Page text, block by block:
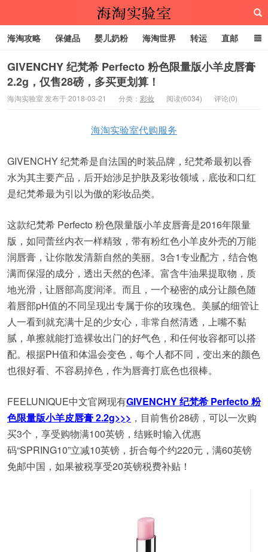
海淘实验室
海淘攻略 保健品 婴儿奶粉 海淘世界 转运 直邮
代购服务
GIVENCHY 纪梵希 Perfecto 粉色限量版小羊皮唇膏
2.2g，仅售28磅，多买更划算！
海淘实验室 发布于 2018-03-21 分类： 彩妆 阅读(6034) 评论(0)
海淘实验室代购服务
GIVENCHY 纪梵希是自法国的时装品牌，纪梵希最初以香
水为其主要产品，后开始涉足护肤及彩妆领域，底妆和口红
是纪梵希最为引以为傲的彩妆品类。
这款纪梵希 Perfecto 粉色限量版小羊皮唇膏是2016年限量
版，如同蕾丝内衣一样精致，带有粉红色小羊皮外壳的万能
润唇膏，让你散发清新自然的美丽。3合1专业配方，结合饱
满而保湿的成分，透出天然的色泽。富含牛油果提取物，质
地光滑，让唇部高度润泽。而且，一个秘密的成分让颜色随
着唇部pH值的不同呈现出专属于你的玫瑰色。美腻的细管让
人一看到就充满十足的少女心，非常自然清透，上嘴不黏
腻，单擦就能打造裸妆出门的好气色，和任何妆容都可以搭
配。根据PH值和体温会变色，每个人都不同，变出来的颜色
也很好看、不容易掉色，作为唇膏打底色也很棒。
FEELUNIQUE中文官网现有GIVENCHY 纪梵希 Perfecto 粉
色限量版小羊皮唇膏 2.2g>>> ，目前售价28磅，可以一次购
买3个，享受购物满100英镑，结账时输入优惠
码“SPRING10”立减10英镑，折合每个约220元，满60英镑
免邮中国，如果被税享受20英镑税费补贴！